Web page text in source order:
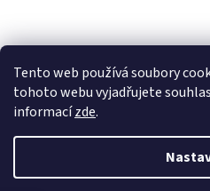
Tento web používá soubory
tohoto webu vyjadřujete
informacízde.